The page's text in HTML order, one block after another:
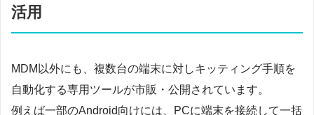
活用
MDM以外にも、複数台の端末に対しキッティング手順を
自動化する専用ツールが市販・公開されています。
例えば一部のAndroid向けには、PCに端末を接続して一括